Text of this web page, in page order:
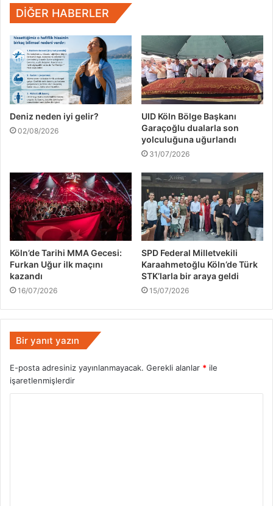
DIĞER HABERLER
Deniz neden iyi gelir?
02/08/2026
UID Köln Bölge Başkanı
Garaçoğlu dualarla son
yolculuğuna uğurlandı
31/07/2026
Köln’de Tarihi MMA Gecesi:
Furkan Uğur ilk maçını
kazandı
16/07/2026
SPD Federal Milletvekili
Karaahmetoğlu Köln’de Türk
STK’larla bir araya geldi
15/07/2026
Bir yanıt yazın
E-posta adresiniz yayınlanmayacak. Gerekli alanlar * ile
işaretlenmişlerdir